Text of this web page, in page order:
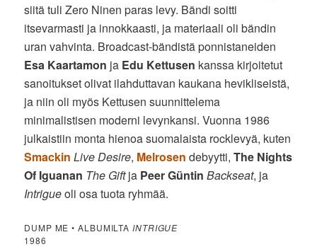
siitä tuli Zero Ninen paras levy. Bändi soitti
itsevarmasti ja innokkaasti, ja materiaali oli bändin
uran vahvinta. Broadcast-bändistä ponnistaneiden
Esa Kaartamon ja Edu Kettusen kanssa kirjoitetut
sanoitukset olivat ilahduttavan kaukana hevikliseistä,
ja niin oli myös Kettusen suunnittelema
minimalistisen moderni levynkansi. Vuonna 1986
julkaistiin monta hienoa suomalaista rocklevyä, kuten
Smackin Live Desire, Melrosen debyytti,The Nights
Of Iguanan The Giftja Peer Güntin Backseat, ja
Intrigueoli osa tuota ryhmää.
DUMP ME • ALBUMILTA INTRIGUE
1986